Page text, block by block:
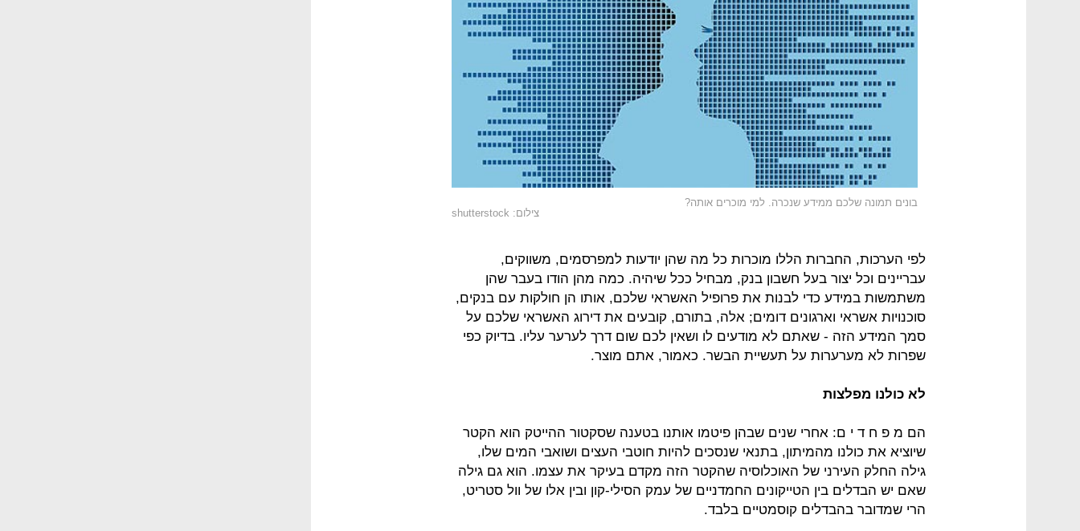
בונים תמונה שלכם ממידע שנכרה. למי מוכרים אותה?
צילום: shutterstock
לפי הערכות, החברות הללו מוכרות כל מה שהן יודעות למפרסמים, משווקים,
עבריינים וכל יצור בעל חשבון בנק, מבחיל ככל שיהיה. כמה מהן הודו בעבר שהן
משתמשות במידע כדי לבנות את פרופיל האשראי שלכם, אותו הן חולקות עם בנקים,
סוכנויות אשראי וארגונים דומים; אלה, בתורם, קובעים את דירוג האשראי שלכם על
סמך המידע הזה - שאתם לא מודעים לו ושאין לכם שום דרך לערער עליו. בדיוק כפי
שפרות לא מערערות על תעשיית הבשר. כאמור, אתם מוצר.
לא כולנו מפלצות
הם מ פ ח ד י ם: אחרי שנים שבהן פיטמו אותנו בטענה שסקטור ההייטק הוא הקטר
שיוציא את כולנו מהמיתון, בתנאי שנסכים להיות חוטבי העצים ושואבי המים שלו,
גילה החלק העירני של האוכלוסיה שהקטר הזה מקדם בעיקר את עצמו. הוא גם גילה
שאם יש הבדלים בין הטייקונים החמדניים של עמק הסילי-קון ובין אלו של וול סטריט,
הרי שמדובר בהבדלים קוסמטיים בלבד.